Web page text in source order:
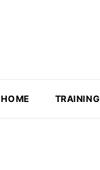
HOME TRAINING